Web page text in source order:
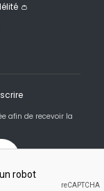
👛
afin de recevoir la